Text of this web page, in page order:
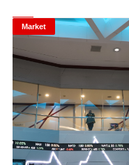
Market